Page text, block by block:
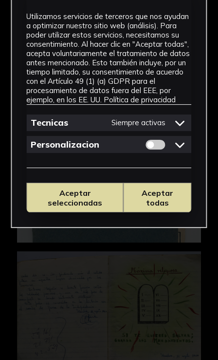
Utilizamos servicios de terceros que nos ayudan
a optimizar nuestro sitio web (análisis). Para
poder utilizar estos servicios, necesitamos su
consentimiento. Al hacer clic en "Aceptar todas",
acepta voluntariamente el tratamiento de datos
antes mencionado. Esto también incluye, por un
tiempo limitado, su consentimiento de acuerdo
con el Artículo 49 (1) (a) GDPR para el
procesamiento de datos fuera del EEE, por
ejemplo, en los EE. UU. Política de privacidad
Tecnicas Siempre activas
Personalizacion Permitir cookies
Aceptar
seleccionadas
Aceptar
todas